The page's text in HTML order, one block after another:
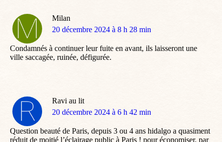
Milan
dit
20 décembre 2024 à 8 h 28 min
Condamnés à continuer leur fuite en avant, ils laisseront une
ville saccagée, ruinée, défigurée.
Ravi au lit
dit
20 décembre 2024 à 6 h 42 min
Question beauté de Paris, depuis 3 ou 4 ans hidalgo a quasiment
réduit de moitié l’éclairage public à Paris ! pour économiser, par